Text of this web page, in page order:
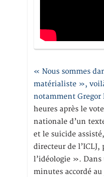
« Nous sommes
matérialiste »,
notamment Gregor
heures après le
nationale d’un
et le suicide
directeur de
l’idéologie ».
minutes accordé